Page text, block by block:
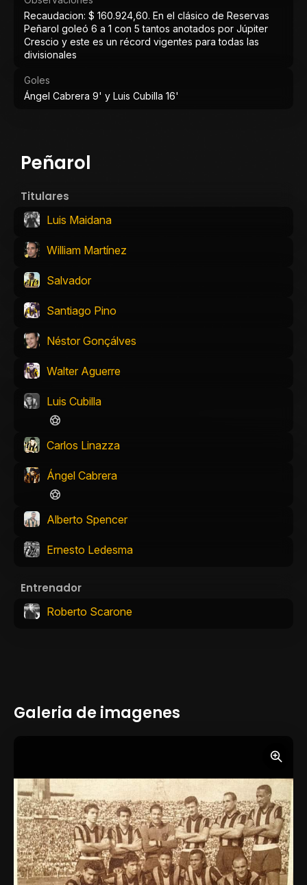
Recaudacion: $ 160.924,60. En el clásico de Reservas
Peñarol goleó 6 a 1 con 5 tantos anotados por Júpiter
Crescio y este es un récord vigentes para todas las
divisionales
Goles
Ángel Cabrera 9' y Luis Cubilla 16'
Peñarol
Titulares
Luis Maidana
William Martínez
Salvador
Santiago Pino
Néstor Gonçálves
Walter Aguerre
Luis Cubilla
Carlos Linazza
Ángel Cabrera
Alberto Spencer
Ernesto Ledesma
Entrenador
Roberto Scarone
Galeria de imagenes